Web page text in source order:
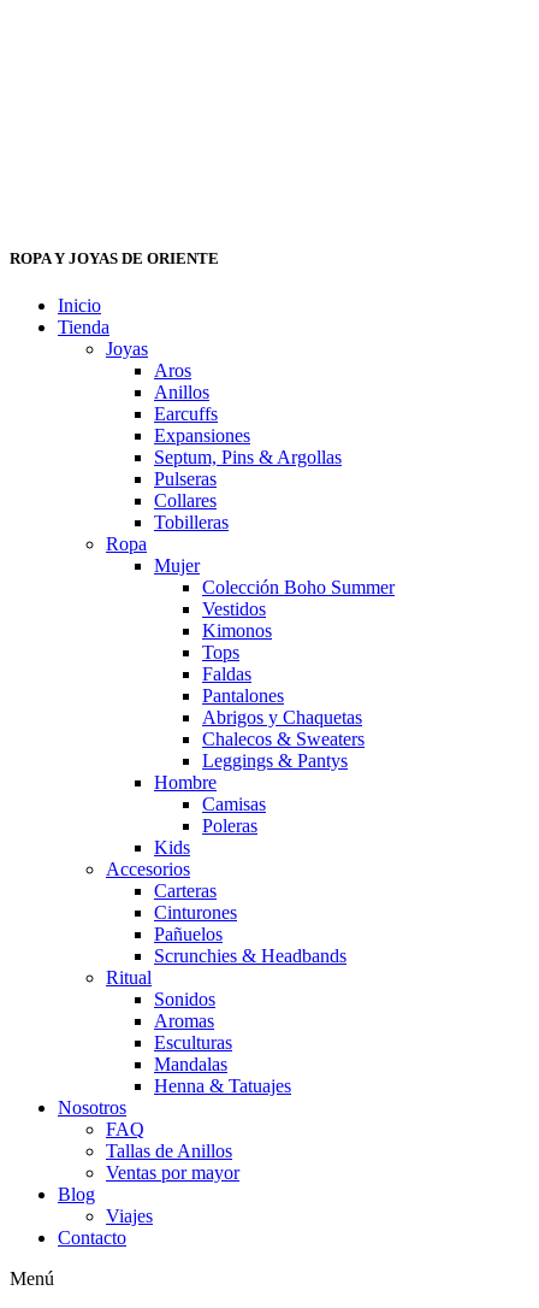
ROPA Y JOYAS DE ORIENTE
Inicio
Tienda
Joyas
Aros
Anillos
Earcuffs
Expansiones
Septum, Pins & Argollas
Pulseras
Collares
Tobilleras
Ropa
Mujer
Colección Boho Summer
Vestidos
Kimonos
Tops
Faldas
Pantalones
Abrigos y Chaquetas
Chalecos & Sweaters
Leggings & Pantys
Hombre
Camisas
Poleras
Kids
Accesorios
Carteras
Cinturones
Pañuelos
Scrunchies & Headbands
Ritual
Sonidos
Aromas
Esculturas
Mandalas
Henna & Tatuajes
Nosotros
FAQ
Tallas de Anillos
Ventas por mayor
Blog
Viajes
Contacto
Menú